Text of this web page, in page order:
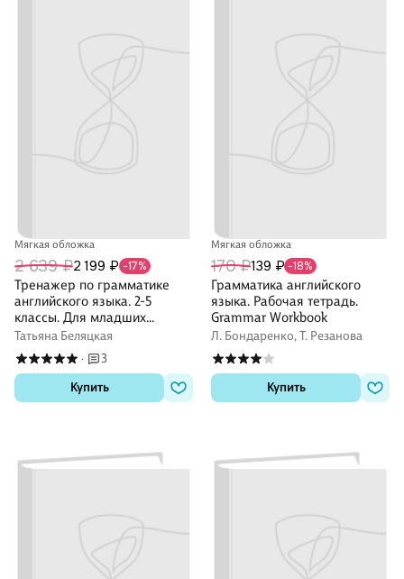
Мягкая обложка
2 639 ₽2 199 ₽ -17%
Тренажер по грамматике
английского языка. 2-5
классы. Для младших
школьников
Татьяна Беляцкая
·
3
Купить
Мягкая обложка
170 ₽139 ₽ -18%
Грамматика английского
языка. Рабочая тетрадь.
Grammar Workbook
Л. Бондаренко, Т. Резанова
Купить